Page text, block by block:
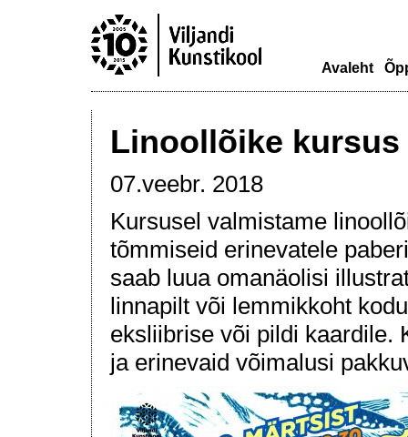
Avaleht
Linoollõike kursus
07.veebr. 2018
Kursusel valmistame
tõmmiseid erinevatele
saab luua omanäolisi
linnapilt või lemmikkoht
eksliibrise või pildi kaardile.
ja erinevaid võimalusi